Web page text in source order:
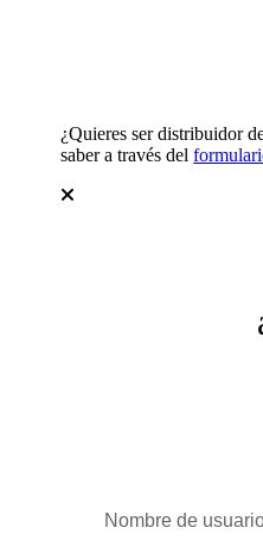
¿Quieres ser distribuidor
saber a través del